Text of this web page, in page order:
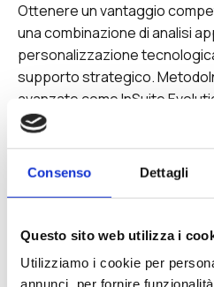
Consenso Dettagli
Questo sito web utilizza i
Utilizziamo i cookie per
annunci, per fornire
Ottenere un vantaggio
una combinazione di analisi
personalizzazione
supporto strategico.
avanzate come InSuite
pone come il partner ideale
nell’efficienza operativa e